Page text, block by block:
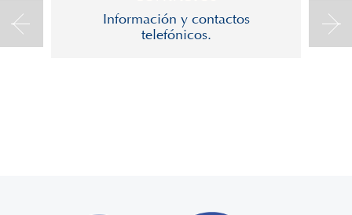
Información y contactos
telefónicos.